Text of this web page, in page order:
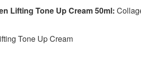
Lifting Tone Up Cream 50ml: